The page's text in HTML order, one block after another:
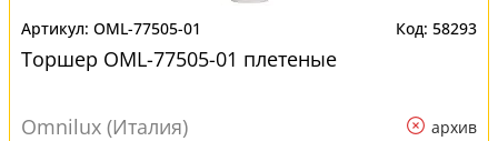
OML-77505-01 58293
Торшер OML-77505-01 плетеные
Omnilux (Италия) архив